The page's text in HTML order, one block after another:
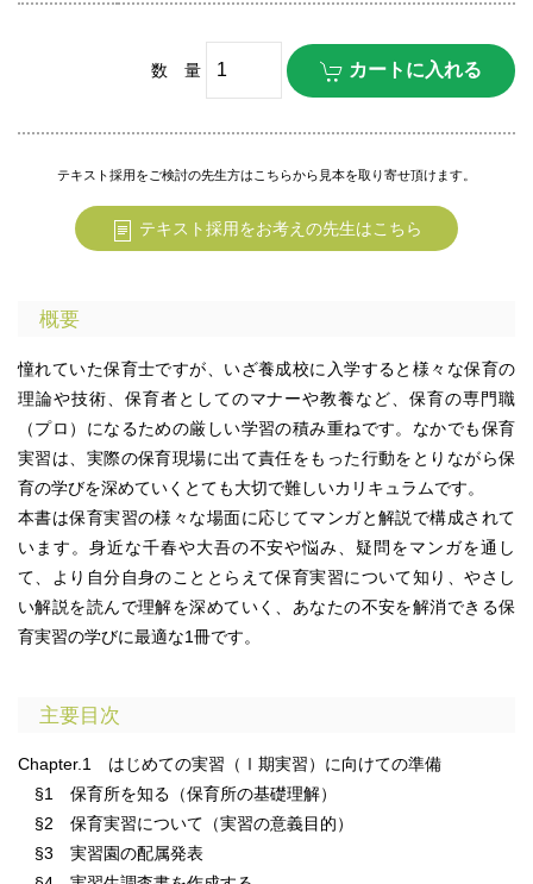
数 量
テキスト採用をご検討の先生方はこちらから見本を取り寄せ頂けます。
テキスト採用をお考えの先生はこちら
概要
憧れていた保育士ですが、いざ養成校に入学すると様々な保育の
理論や技術、保育者としてのマナーや教養など、保育の専門職
（プロ）になるための厳しい学習の積み重ねです。なかでも保育
実習は、実際の保育現場に出て責任をもった行動をとりながら保
育の学びを深めていくとても大切で難しいカリキュラムです。
本書は保育実習の様々な場面に応じてマンガと解説で構成されて
います。身近な千春や大吾の不安や悩み、疑問をマンガを通し
て、より自分自身のこととらえて保育実習について知り、やさし
い解説を読んで理解を深めていく、あなたの不安を解消できる保
育実習の学びに最適な1冊です。
主要目次
Chapter.1 はじめての実習（Ⅰ期実習）に向けての準備
§1 保育所を知る（保育所の基礎理解）
§2 保育実習について（実習の意義目的）
§3 実習園の配属発表